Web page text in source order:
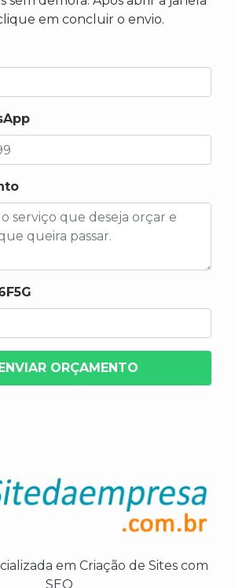
em concluir o envio.
ORÇAMENTO
em Criação de Sites com
SEO